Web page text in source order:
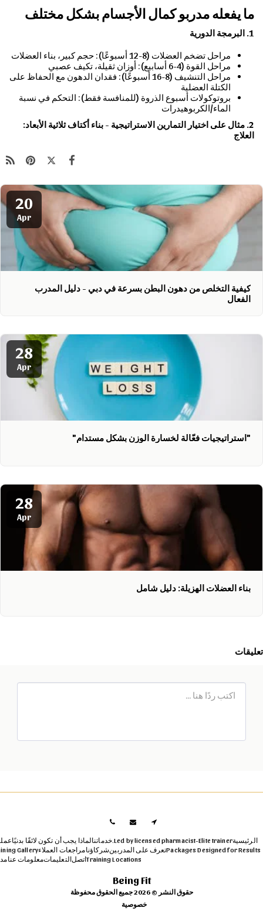
ما يفعله مدربو كمال الأجسام بشكل مختلف
مراحل تضخم العضلات (8-12 أسبوعًا): حجم كبير، بناء العضلات
مراحل القوة (4-6 أسابيع): أوزان ثقيلة، تكيف عصبي
مراحل التنشيف (8-16 أسبوعًا): فقدان الدهون مع الحفاظ على
الكتلة العضلية
بروتوكولات أسبوع الذروة (للمنافسة فقط): التحكم في نسبة
الماء/الكربوهيدرات
- بناء أكتاف ثلاثية الأبعاد:
العلاج
20
Apr
كيفية التخلص من دهون البطن بسرعة في دبي - دليل المدرب
الفعال
28
Apr
"استراتيجيات فعّالة لخسارة الوزن بشكل مستدام"
28
Apr
بناء العضلات الهزيلة: دليل شامل
Being Fit
حقوق النشر © 2026 جميع الحقوق محفوظة
خصوصية
Led by licensed pharmacist-Elite trainer. خدماتنالماذا يجب أن تكون لائقًا بدنيًاعمليتنا
Packages Designed forتعرف على المدربينشركاؤنامراجعات العملاءTraining Gallery
Training Locationsاتصلالتعليماتمعلومات عنا مدونة